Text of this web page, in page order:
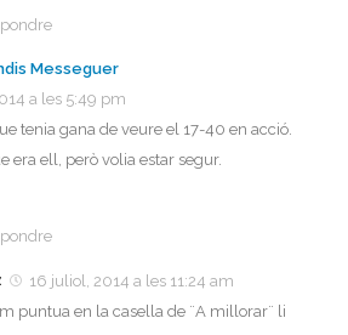
Messeguer
a les 5:49 pm
tenia gana de veure el 17-40 en acció.
era ell, però volia estar segur.
16 juliol, 2014 a les 11:24 am
puntua en la casella de ¨A millorar¨ li